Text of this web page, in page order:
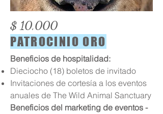
$ 10,000
PATROCINIO ORO
Beneficios de hospitalidad:
Dieciocho (18) boletos de invitado
Invitaciones de cortesía a los eventos
anuales de The Wild Animal Sanctuary
Beneficios del marketing de eventos -